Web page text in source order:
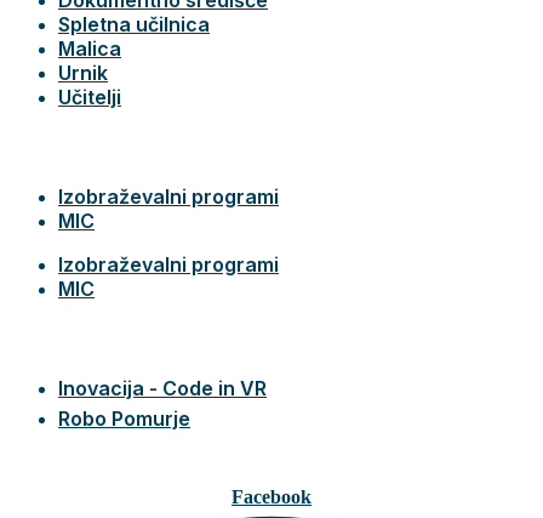
Spletna učilnica
Malica
Urnik
Učitelji
Izobraževalni programi
MIC
Izobraževalni programi
MIC
Inovacija - Code in VR
Robo Pomurje
Facebook